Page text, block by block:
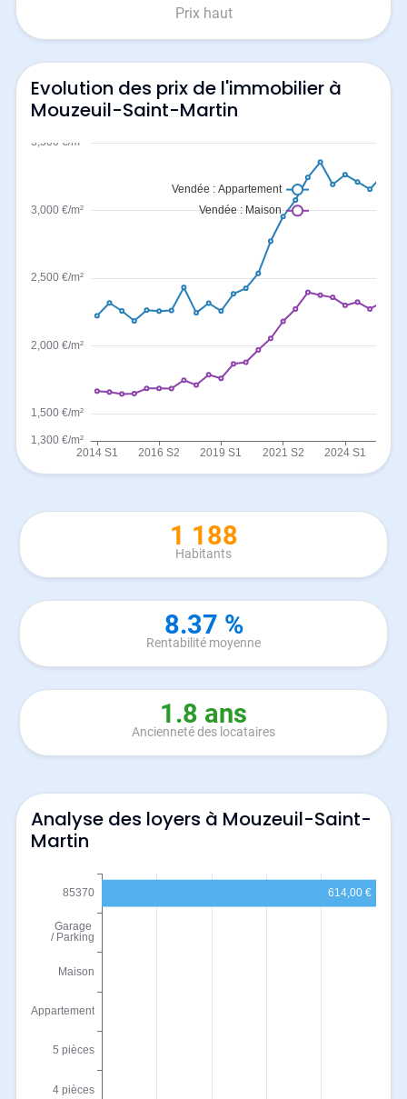
Prix haut
Evolution des prix de l'immobilier à
Mouzeuil-Saint-Martin
1 188
Habitants
8.37 %
Rentabilité moyenne
1.8 ans
Ancienneté des locataires
Analyse des loyers à Mouzeuil-Saint-
Martin